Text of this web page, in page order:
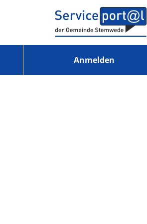
Anmelden